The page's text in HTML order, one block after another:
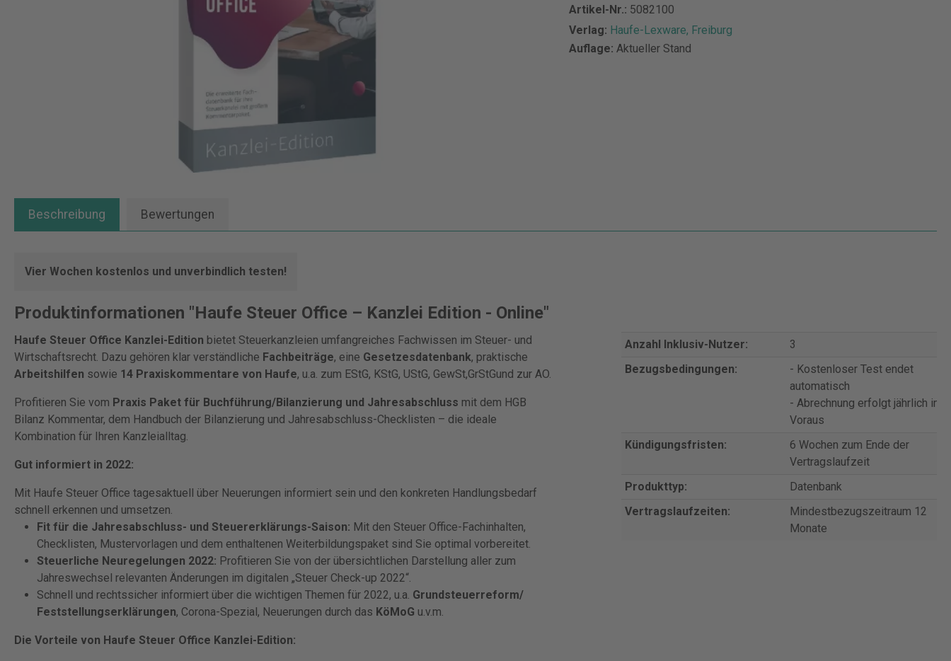
Artikel-Nr.: 5082100
Verlag: Haufe-Lexware, Freiburg
Auflage: Aktueller Stand
Beschreibung Bewertungen
Vier Wochen kostenlos und unverbindlich testen!
Produktinformationen "Haufe Steuer Office – Kanzlei Edition - Online"
Haufe Steuer Office Kanzlei-Edition bietet Steuerkanzleien umfangreiches Fachwissen im Steuer- und
Wirtschaftsrecht. Dazu gehören klar verständliche Fachbeiträge, eine Gesetzesdatenbank, praktische
Arbeitshilfen sowie 14 Praxiskommentare von Haufe, u.a. zum EStG, KStG, UStG, GewSt,GrStGund zur AO.
Profitieren Sie vom Praxis Paket für Buchführung/Bilanzierung und Jahresabschluss mit dem HGB
Bilanz Kommentar, dem Handbuch der Bilanzierung und Jahresabschluss-Checklisten – die ideale
Kombination für Ihren Kanzleialltag.
Gut informiert in 2022:
Mit Haufe Steuer Office tagesaktuell über Neuerungen informiert sein und den konkreten Handlungsbedarf
schnell erkennen und umsetzen.
Fit für die Jahresabschluss- und Steuererklärungs-Saison: Mit den Steuer Office-Fachinhalten,
Checklisten, Mustervorlagen und dem enthaltenen Weiterbildungspaket sind Sie optimal vorbereitet.
​Steuerliche Neuregelungen 2022: Profitieren Sie von der übersichtlichen Darstellung aller zum
Jahreswechsel relevanten Änderungen im digitalen „Steuer Check-up 2022“.
Schnell und rechtssicher informiert über die wichtigen Themen für 2022, u.a. Grundsteuerreform/
Feststellungserklärungen, Corona-Spezial, Neuerungen durch das KöMoG u.v.m.
Die Vorteile von Haufe Steuer Office Kanzlei-Edition:
Anzahl Inklusiv-Nutzer:
3
Bezugsbedingungen:
- Kostenloser Test endet
automatisch
- Abrechnung erfolgt jährlich im
Voraus
Kündigungsfristen:
6 Wochen zum Ende der
Vertragslaufzeit
Produkttyp:
Datenbank
Vertragslaufzeiten:
Mindestbezugszeitraum 12
Monate